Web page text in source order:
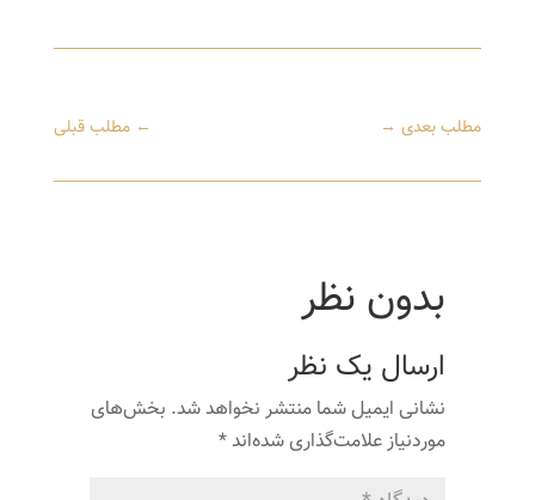
←مطلب قبلی مطلب بعدی→
بدون نظر
ارسال یک نظر
نشانی ایمیل شما منتشر نخواهد شد. بخش‌های
موردنیاز علامت‌گذاری شده‌اند*